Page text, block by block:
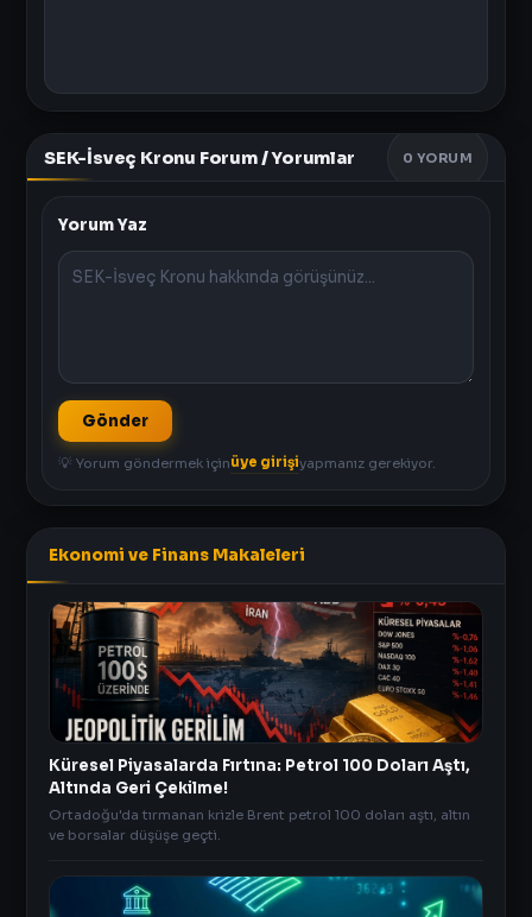
SEK-İsveç Kronu Forum / Yorumlar 0 YORUM
Yorum Yaz
Gönder
💡 Yorum göndermek içinüye girişiyapmanız gerekiyor.
Ekonomi ve Finans Makaleleri
Küresel Piyasalarda Fırtına: Petrol 100 Doları Aştı,
Altında Geri Çekilme!
Ortadoğu'da tırmanan krizle Brent petrol 100 doları aştı, altın
ve borsalar düşüşe geçti.